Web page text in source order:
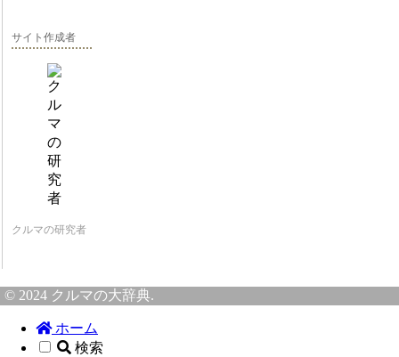
サイト作成者
クルマの研究者
© 2024 クルマの大辞典.
ホーム
検索